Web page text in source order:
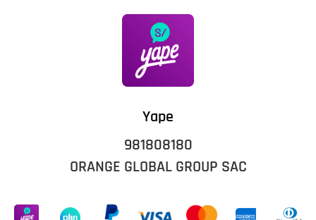
Yape
981808180
ORANGE GLOBAL GROUP SAC